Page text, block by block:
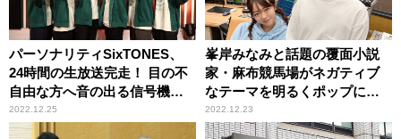
パーソナリティSixTONES、
24時間の生放送完走！ 目の不
自由な方へ音の出る信号機
を ニッポン放送「第48回 ラ
ジオ・チャリティ・ミュージ
2022.12.25
峯岸みなみと話題の覆面小説
家・麻布競馬場がネガティブ
なテーマを明るくポップにト
ーク！ ニッポン放送『峯岸
みなみと麻布競馬場 ユトリ
2022.12.23